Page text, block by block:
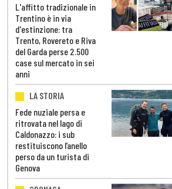
L'affitto tradizionale in
Trentino è in via
d'estinzione: tra
Trento, Rovereto e Riva
del Garda perse 2.500
case sul mercato in sei
anni
LA STORIA
Fede nuziale persa e
ritrovata nel lago di
Caldonazzo: i sub
restituiscono l’anello
perso da un turista di
Genova